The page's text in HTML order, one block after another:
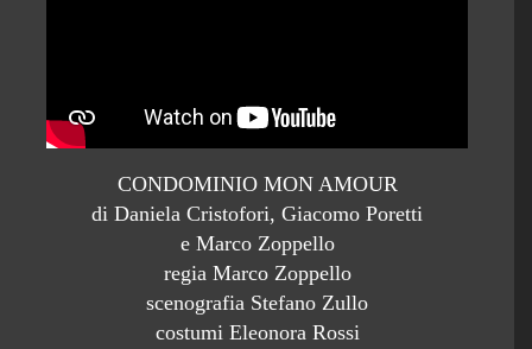
CONDOMINIO MON AMOUR
di Daniela Cristofori, Giacomo Poretti
e Marco Zoppello
regia Marco Zoppello
scenografia Stefano Zullo
costumi Eleonora Rossi